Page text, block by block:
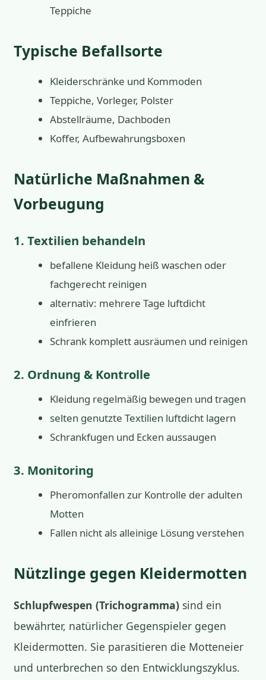
Teppiche
Typische Befallsorte
Kleiderschränke und Kommoden
Teppiche, Vorleger, Polster
Abstellräume, Dachboden
Koffer, Aufbewahrungsboxen
Natürliche Maßnahmen &
Vorbeugung
1. Textilien behandeln
befallene Kleidung heiß waschen oder
fachgerecht reinigen
alternativ: mehrere Tage luftdicht
einfrieren
Schrank komplett ausräumen und reinigen
2. Ordnung & Kontrolle
Kleidung regelmäßig bewegen und tragen
selten genutzte Textilien luftdicht lagern
Schrankfugen und Ecken aussaugen
3. Monitoring
Pheromonfallen zur Kontrolle der adulten
Motten
Fallen nicht als alleinige Lösung verstehen
Nützlinge gegen Kleidermotten
Schlupfwespen (Trichogramma) sind ein
bewährter, natürlicher Gegenspieler gegen
Kleidermotten. Sie parasitieren die Motteneier
und unterbrechen so den Entwicklungszyklus.